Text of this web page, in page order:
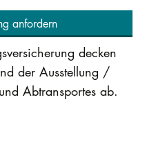
anfordern
decken
der Ausstellung /
Abtransportes ab.